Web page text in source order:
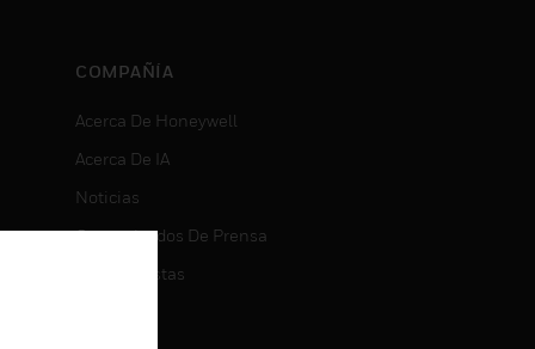
COMPAÑÍA
Acerca De Honeywell
Acerca De IA
Noticias
Comunicados De Prensa
Inversionistas